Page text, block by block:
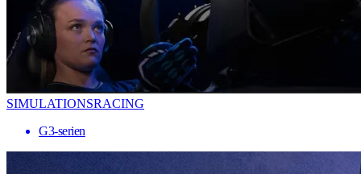
SIMULATIONSRACING
G3-serien